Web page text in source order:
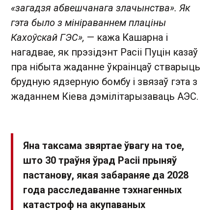
«загадзя абвешчанага злачынства». Як
гэта было з мініраваннем плаціны
Кахоўскай ГЭС», — кажа Кашарна і
нагадвае, як прэзідэнт Расіі Пуцін казаў
пра нібыта жаданне ўкраінцаў стварыць
брудную ядзерную бомбу і звязаў гэта з
жаданнем Кіева дэмілітарызаваць АЭС.
Яна таксама звяртае ўвагу на тое,
што 30 траўня ўрад Расіі прыняў
пастанову, якая забараняе да 2028
года расследаванне тэхнагенных
катастроф на акупаваных